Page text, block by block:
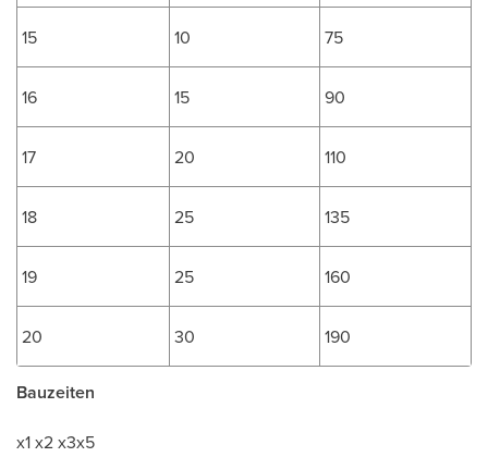
15 10 75
16 15 90
17 20 110
18 25 135
19 25 160
20 30 190
Bauzeiten
x1 x2 x3x5